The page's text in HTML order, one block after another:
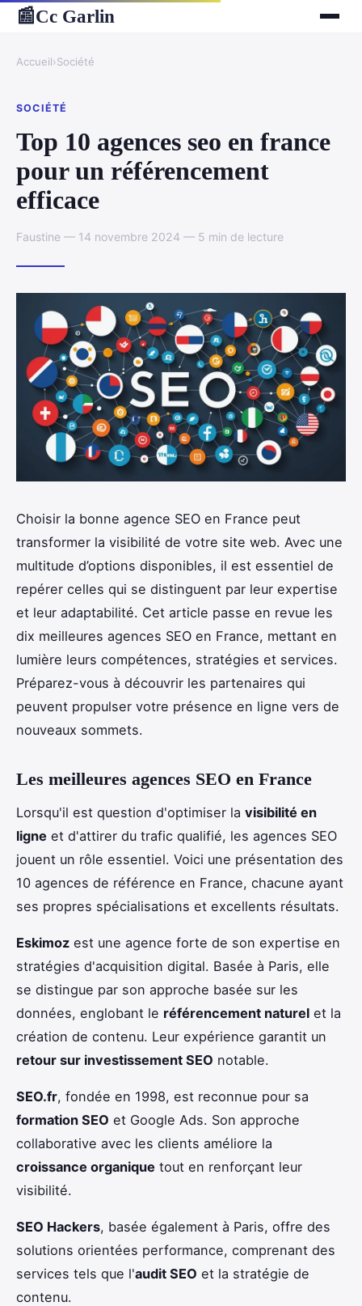
📰Cc Garlin
Accueil›Société
SOCIÉTÉ
Top 10 agences seo en france
pour un référencement
efficace
Faustine — 14 novembre 2024 — 5 min de lecture
Choisir la bonne agence SEO en France peut
transformer la visibilité de votre site web. Avec une
multitude d’options disponibles, il est essentiel de
repérer celles qui se distinguent par leur expertise
et leur adaptabilité. Cet article passe en revue les
dix meilleures agences SEO en France, mettant en
lumière leurs compétences, stratégies et services.
Préparez-vous à découvrir les partenaires qui
peuvent propulser votre présence en ligne vers de
nouveaux sommets.
Les meilleures agences SEO en France
Lorsqu'il est question d'optimiser la visibilité en
ligne et d'attirer du trafic qualifié, les agences SEO
jouent un rôle essentiel. Voici une présentation des
10 agences de référence en France, chacune ayant
ses propres spécialisations et excellents résultats.
Eskimoz est une agence forte de son expertise en
stratégies d'acquisition digital. Basée à Paris, elle
se distingue par son approche basée sur les
données, englobant le référencement naturel et la
création de contenu. Leur expérience garantit un
retour sur investissement SEO notable.
SEO.fr, fondée en 1998, est reconnue pour sa
formation SEO et Google Ads. Son approche
collaborative avec les clients améliore la
croissance organique tout en renforçant leur
visibilité.
SEO Hackers, basée également à Paris, offre des
solutions orientées performance, comprenant des
services tels que l'audit SEO et la stratégie de
contenu.